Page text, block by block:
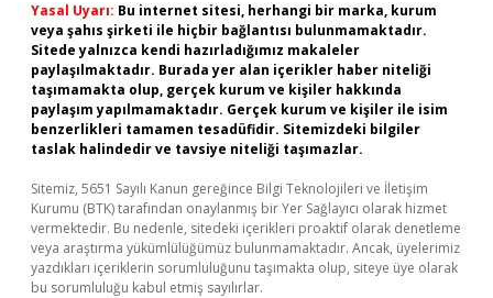
Yasal Uyarı: Bu internet sitesi, herhangi bir marka, kurum
veya şahıs şirketi ile hiçbir bağlantısı bulunmamaktadır.
Sitede yalnızca kendi hazırladığımız makaleler
paylaşılmaktadır. Burada yer alan içerikler haber niteliği
taşımamakta olup, gerçek kurum ve kişiler hakkında
paylaşım yapılmamaktadır. Gerçek kurum ve kişiler ile isim
benzerlikleri tamamen tesadüfidir. Sitemizdeki bilgiler
taslak halindedir ve tavsiye niteliği taşımazlar.
Sitemiz, 5651 Sayılı Kanun gereğince Bilgi Teknolojileri ve İletişim
Kurumu (BTK) tarafından onaylanmış bir Yer Sağlayıcı olarak hizmet
vermektedir. Bu nedenle, sitedeki içerikleri proaktif olarak denetleme
veya araştırma yükümlülüğümüz bulunmamaktadır. Ancak, üyelerimiz
yazdıkları içeriklerin sorumluluğunu taşımakta olup, siteye üye olarak
bu sorumluluğu kabul etmiş sayılırlar.